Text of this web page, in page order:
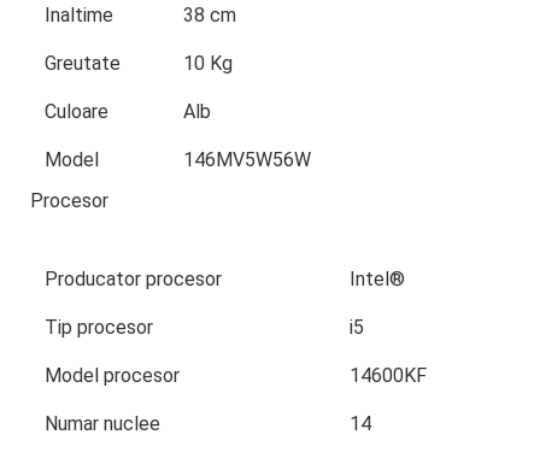
Inaltime 38 cm
Greutate 10 Kg
Culoare Alb
Model
146MV5W56W
Procesor
Producator procesor Intel®
Tip procesor i5
Model procesor 14600KF
Numar nuclee 14